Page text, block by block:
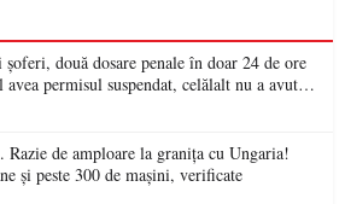
două dosare penale în doar 24 de ore
permisul suspendat, celălalt nu a avut
de amploare la granița cu Ungaria!
și peste 300 de mașini, verificate